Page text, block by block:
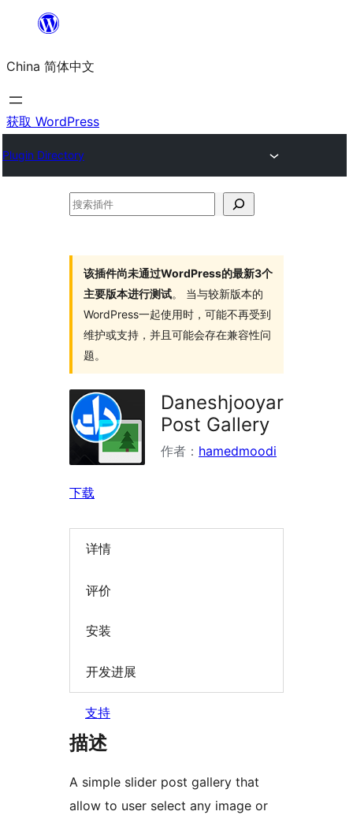
内
容
China 简体中文
获取 WordPress
Plugin Directory
搜
该插件尚未通过WordPress的最新3个
主要版本进行测试。 当与较新版本的
WordPress一起使用时，可能不再受到
维护或支持，并且可能会存在兼容性问
题。
Daneshjooyar
Post Gallery
作者： hamedmoodi
下载
详情
评价
安装
开发进展
支持
描述
A simple slider post gallery that
allow to user select any image or